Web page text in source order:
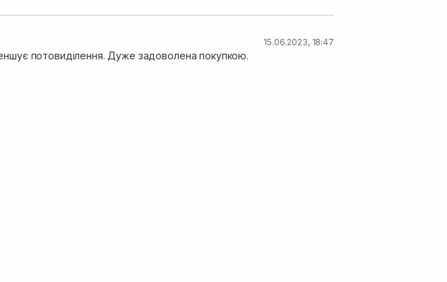
15.06.2023, 18:47
потовиділення. Дуже задоволена покупкою.